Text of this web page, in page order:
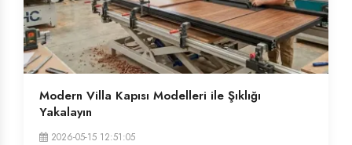
Modern Villa Kapısı Modelleri ile Şıklığı
Yakalayın
2026-05-15 12:51:05